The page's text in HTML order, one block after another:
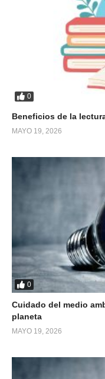
0
Beneficios de la
MAYO 19, 2026
0
Cuidado del medio
planeta
MAYO 19, 2026